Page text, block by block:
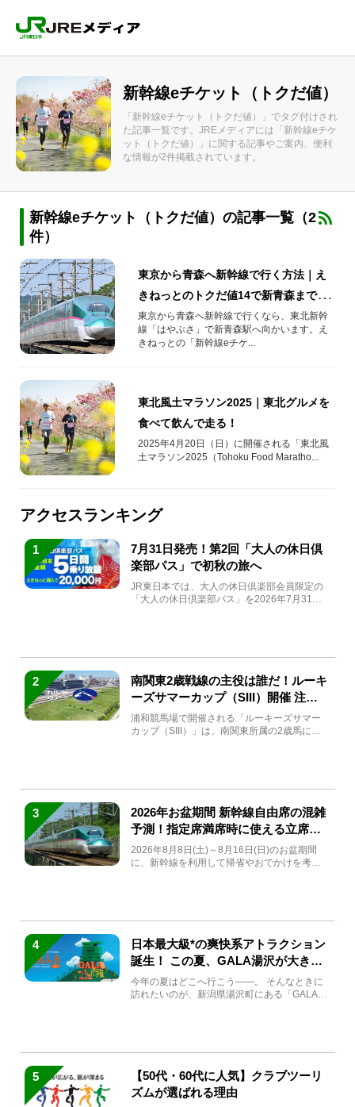
新幹線eチケット（トクだ値）
「新幹線eチケット（トクだ値）」でタグ付けされ
た記事一覧です。JREメディアには「新幹線eチケ
ット（トクだ値）」に関する記事やご案内、便利
な情報が2件掲載されています。
新幹線eチケット（トクだ値）の記事一覧（2
件）
東京から青森へ新幹線で行く方法｜え
きねっとのトクだ値14で新青森まで
25％割引【2026年夏】
東京から青森へ新幹線で行くなら、東北新幹
線「はやぶさ」で新青森駅へ向かいます。え
きねっとの「新幹線eチケ...
東北風土マラソン2025｜東北グルメを
食べて飲んで走る！
2025年4月20日（日）に開催される「東北風
土マラソン2025（Tohoku Food Maratho...
アクセスランキング
1
7月31日発売！第2回「大人の休日倶
楽部パス」で初秋の旅へ
JR東日本では、大人の休日倶楽部会員限定の
「大人の休日倶楽部パス」を2026年7月31日
2
南関東2歳戦線の主役は誰だ！ルーキ
ーズサマーカップ（SIII）開催 注目
馬と見どころをチェック
浦和競馬場で開催される「ルーキーズサマー
カップ（SIII）」は、南関東所属の2歳馬によ
3
2026年お盆期間 新幹線自由席の混雑
予測！指定席満席時に使える立席特
急券も解説
2026年8月8日(土)～8月16日(日)のお盆期間
に、新幹線を利用して帰省やおでかけを考え
4
日本最大級*の爽快系アトラクション
誕生！ この夏、GALA湯沢が大きく
生まれ変わる
今年の夏はどこへ行こう――。 そんなときに
訪れたいのが、新潟県湯沢町にある「GALA湯
5
【50代・60代に人気】クラブツーリ
ズムが選ばれる理由